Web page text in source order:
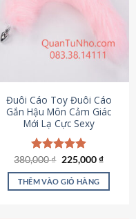
thể.
chọn
chọn
trên
trang
sản
phẩm
Đuôi Cáo Toy Đuôi Cáo
Gắn Hậu Môn Cảm Giác
Mới Lạ Cực Sexy
Được xếp
hạng4.88
5 sao
380,000₫ Giá
là:
380,000 ₫.
225,000₫Giá
tại
THÊM VÀO GIỎ HÀNG